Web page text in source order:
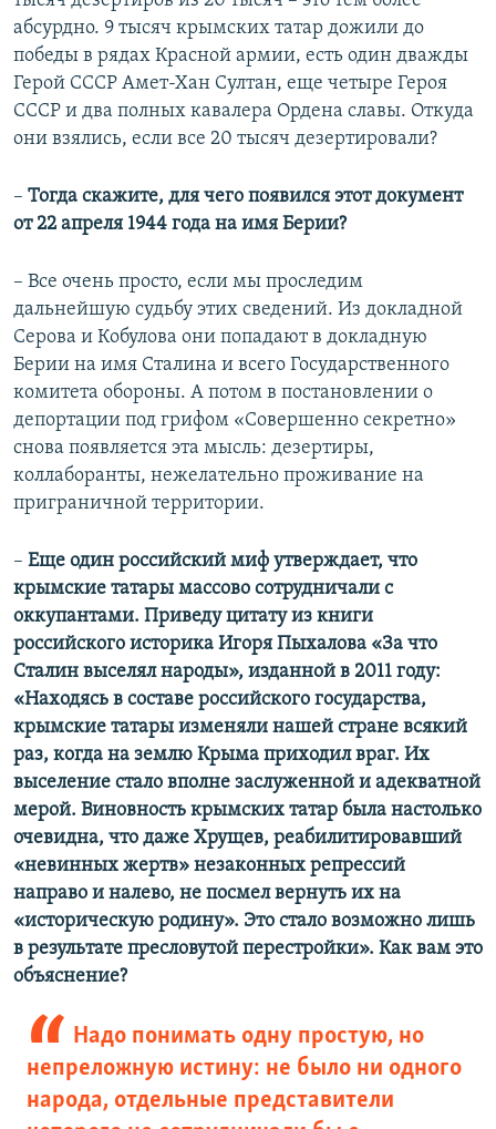
абсурдно. 9 тысяч крымских татар дожили до
победы в рядах Красной армии, есть один дважды
Герой СССР Амет-Хан Султан, еще четыре Героя
СССР и два полных кавалера Ордена славы. Откуда
они взялись, если все 20 тысяч дезертировали?
– Тогда скажите, для чего появился этот документ
от 22 апреля 1944 года на имя Берии?
– Все очень просто, если мы проследим
дальнейшую судьбу этих сведений. Из докладной
Серова и Кобулова они попадают в докладную
Берии на имя Сталина и всего Государственного
комитета обороны. А потом в постановлении о
депортации под грифом «Совершенно секретно»
снова появляется эта мысль: дезертиры,
коллаборанты, нежелательно проживание на
приграничной территории.
– Еще один российский миф утверждает, что
крымские татары массово сотрудничали с
оккупантами. Приведу цитату из книги
российского историка Игоря Пыхалова «За что
Сталин выселял народы», изданной в 2011 году:
«Находясь в составе российского государства,
крымские татары изменяли нашей стране всякий
раз, когда на землю Крыма приходил враг. Их
выселение стало вполне заслуженной и адекватной
мерой. Виновность крымских татар была настолько
очевидна, что даже Хрущев, реабилитировавший
«невинных жертв» незаконных репрессий
направо и налево, не посмел вернуть их на
«историческую родину». Это стало возможно лишь
в результате пресловутой перестройки». Как вам это
объяснение?
Надо понимать одну простую, но
непреложную истину: не было ни одного
народа, отдельные представители